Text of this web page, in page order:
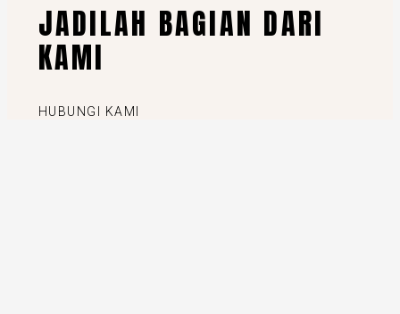
JADILAH BAGIAN DARI
KAMI
HUBUNGI KAMI